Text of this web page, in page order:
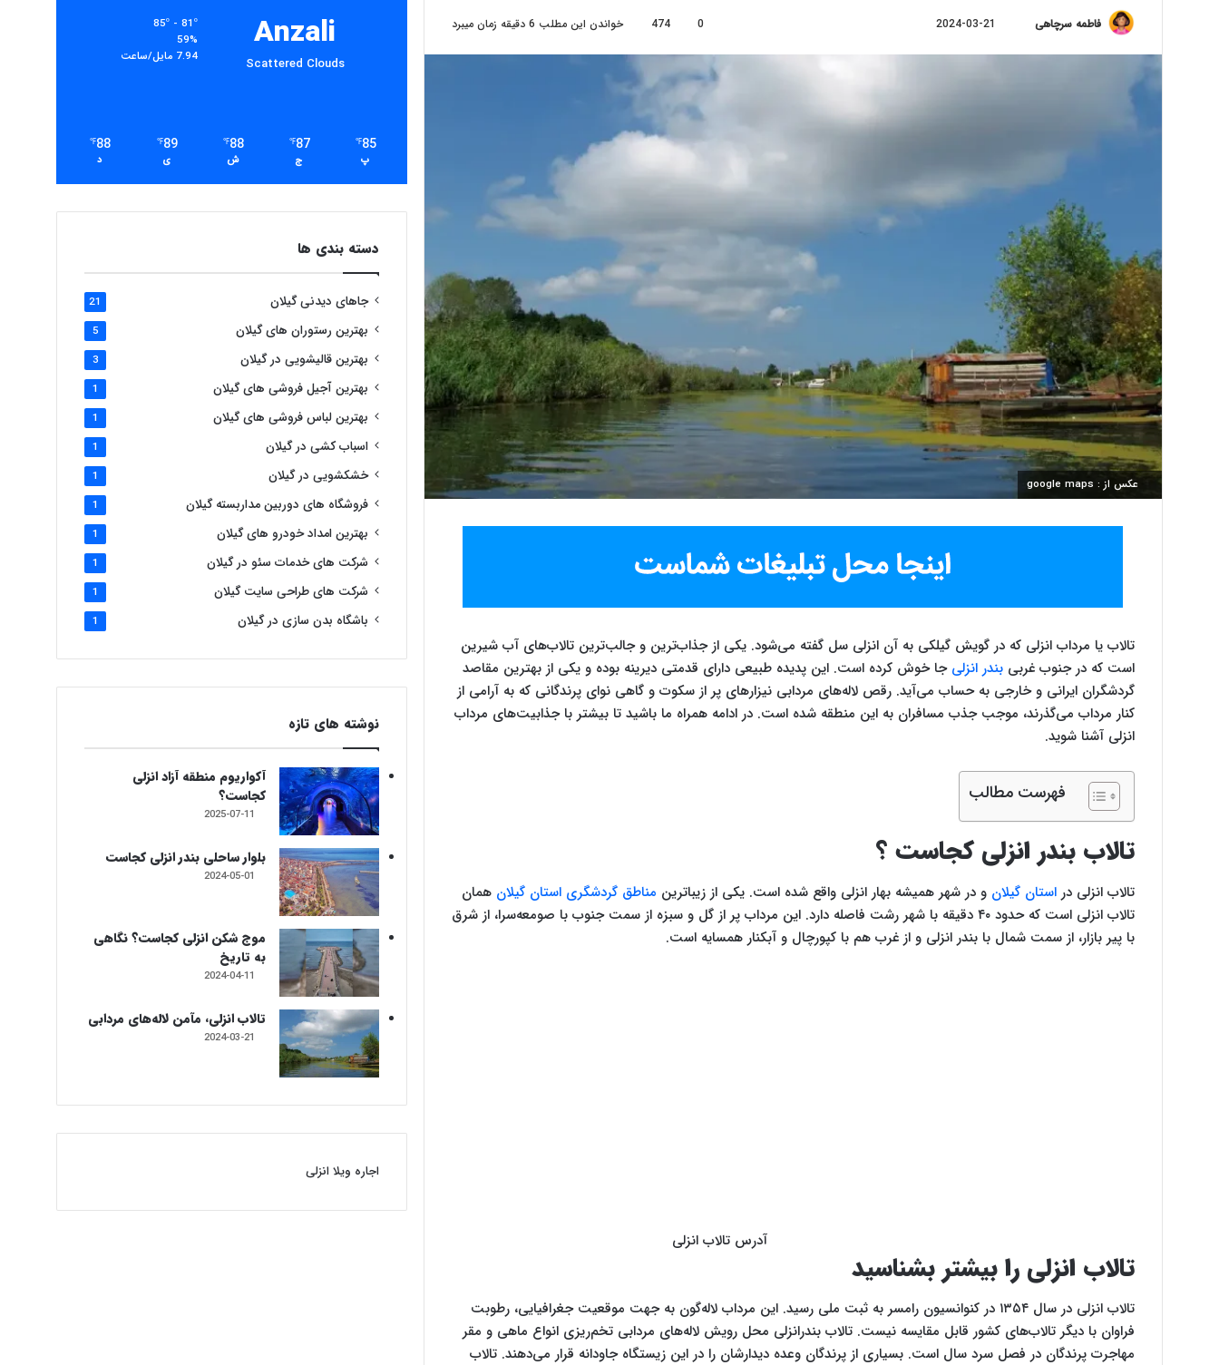
فاطمه سرچاهی 2024-03-21
0
474 خواندن این مطلب 6 دقیقه زمان میبرد
عکس از : google maps
تالاب یا مرداب انزلی که در گویش گیلکی به آن انزلی سل گفته می‌شود. یکی از جذاب‌ترین و جالب‌ترین تالاب‌های آب شیرین
است که در جنوب غربی بندر انزلی جا خوش کرده‌ است. این پدیده طبیعی دارای قدمتی دیرینه بوده و یکی از بهترین مقاصد
گردشگران ایرانی و خارجی به حساب می‌آید. رقص لاله‌های مردابی نیزارهای پر از سکوت و گاهی نوای پرندگانی که به آرامی از
کنار مرداب می‌گذرند‌، موجب جذب مسافران به این منطقه شده است. در ادامه همراه ما باشید تا بیشتر با جذابیت‌های مرداب
انزلی آشنا ‌شوید.
فهرست مطالب
تالاب بندر انزلی کجاست ؟
تالاب انزلی در استان گیلان و در شهر همیشه بهار انزلی واقع شده ‌است. یکی از زیباترین مناطق گردشگری استان گیلان همان
تالاب انزلی است که حدود ۴۰ دقیقه با شهر رشت فاصله دارد. این مرداب پر از گل و سبزه از سمت جنوب با صومعه‌سرا، از شرق
با پیر بازار، از سمت شمال با بندر انزلی و از غرب هم با کپورچال و آبکنار همسایه است.
آدرس تالاب انزلی
تالاب انزلی را بیشتر بشناسید
تالاب انزلی در سال ۱۳۵۴ در کنوانسیون رامسر به ثبت ملی رسید. این مرداب لاله‌گون به جهت موقعیت جغرافیایی، رطوبت
فراوان با دیگر تالاب‌های کشور قابل مقایسه نیست. تالاب بندرانزلی محل رویش لاله‌های مردابی تخم‌ریزی انواع ماهی و مقر
مهاجرت پرندگان در فصل سرد سال است. بسیاری از پرندگان وعده دیدارشان را در این زیستگاه جاودانه قرار می‌دهند‌. تالاب
Anzali
Scattered Clouds
85º - 81º
59%
7.94 مایل/ساعت
85
℉
پ
87
℉
ج
88
℉
ش
89
℉
ی
88
℉
د
دسته بندی ها
جاهای دیدنی گیلان 21
بهترین رستوران های گیلان 5
بهترین قالیشویی در گیلان 3
بهترین آجیل فروشی های گیلان 1
بهترین لباس فروشی های گیلان 1
اسباب کشی در گیلان 1
خشکشویی در گیلان 1
فروشگاه های دوربین مداربسته گیلان 1
بهترین امداد خودرو های گیلان 1
شرکت های خدمات سئو در گیلان 1
شرکت های طراحی سایت گیلان 1
باشگاه بدن سازی در گیلان 1
نوشته های تازه
آکواریوم منطقه آزاد انزلی
کجاست؟
2025-07-11
بلوار ساحلی بندر انزلی کجاست
2024-05-01
موج شکن انزلی کجاست؟ نگاهی
به تاریخ
2024-04-11
تالاب انزلی، مآمن لاله‌های مردابی
2024-03-21
اجاره ویلا انزلی